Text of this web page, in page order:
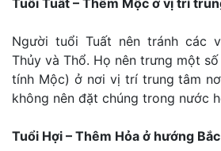
Tuổi Tuất – Thêm Mộc ở vị trí
Người tuổi Tuất nên tránh các
Thủy và Thổ. Họ nên trưng một
tính Mộc) ở nơi vị trí trung tâm
không nên đặt chúng trong nước
Tuổi Hợi – Thêm Hỏa ở hướng Bắc